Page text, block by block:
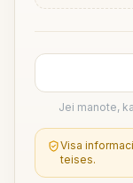
Jei manote,
Visa
teises.